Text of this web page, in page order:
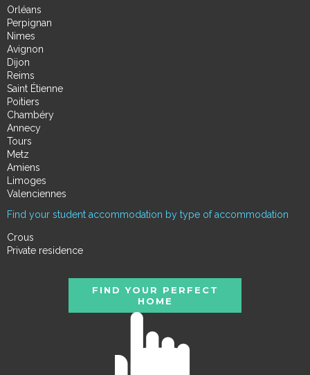
Orléans
Perpignan
Nimes
Avignon
Dijon
Reims
Saint Étienne
Poitiers
Chambéry
Annecy
Tours
Metz
Amiens
Limoges
Valenciennes
Find your student accommodation by type of accommodation
Crous
Private residence
FIND YOUR PERFECT
HOME